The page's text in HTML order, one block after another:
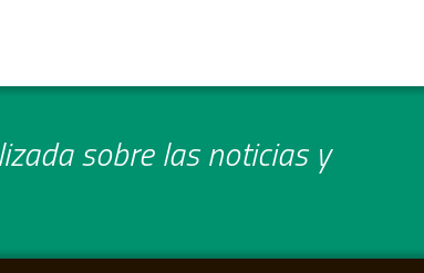
sobre las noticias y